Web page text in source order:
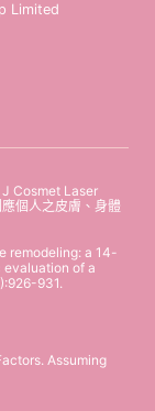
Limited
Cosmet Laser
個人之皮膚、身體
remodeling: a 14-
evaluation of a
931.
Assuming